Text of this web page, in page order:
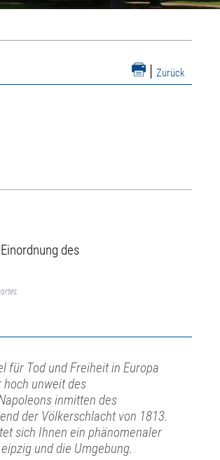
| Zurück
des
für Tod und Freiheit in Europa
unweit des
inmitten des
der Völkerschlacht von 1813.
sich Ihnen ein phänomenaler
und die Umgebung.